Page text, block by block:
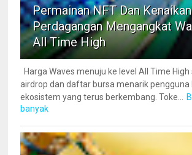
Permainan NFT Dan
Perdagangan Mengangkat
All Time High
Harga Waves menuju ke level All Time High
airdrop dan daftar bursa menarik pengguna
ekosistem yang terus berkembang. Toke...
banyak